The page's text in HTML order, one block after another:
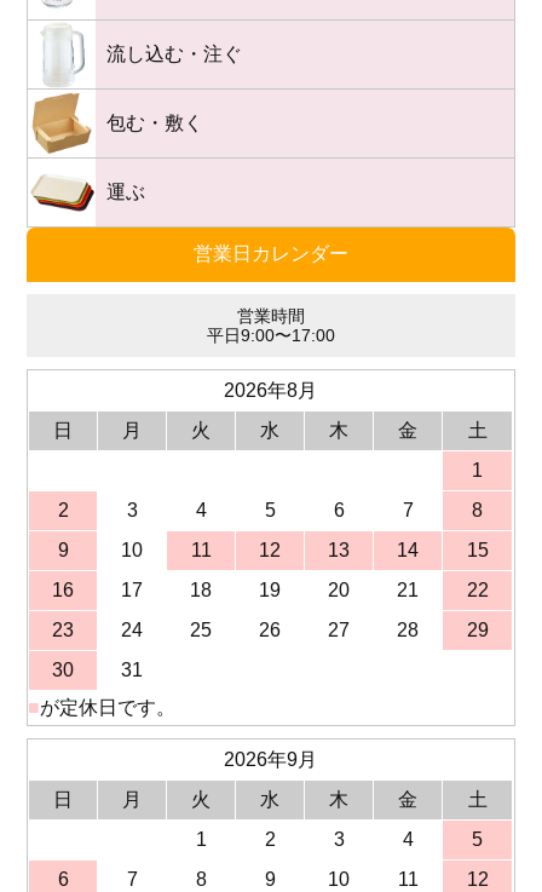
営業日カレンダー
営業時間
平日9:00〜17:00
2026年8月
日
月 火 水 木 金
土
1
2
3 4 5 6 7
8
9
10 11 12 13 14
15
16
17 18 19 20 21
22
23
24 25 26 27 28
29
30
31
■が定休日です。
2026年9月
日
月 火 水 木 金
土
1
2 3 4
5
6
7 8 9 10 11
12
流し込む・注ぐ
包む・敷く
運ぶ